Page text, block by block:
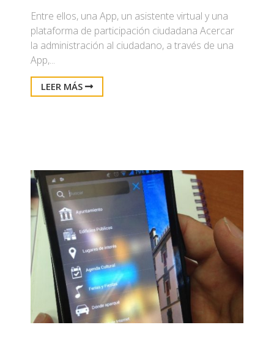
Entre ellos, una App, un asistente virtual y una
plataforma de participación ciudadana Acercar
la administración al ciudadano, a través de una
App,...
LEER MÁS